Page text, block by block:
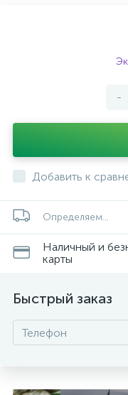
-
Добавить к
Определяем...
Наличный и
карты
Быстрый заказ